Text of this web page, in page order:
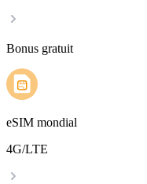
Bonus gratuit
eSIM mondial
4G/LTE